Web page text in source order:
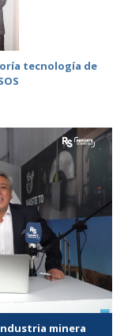
tecnología de
minera